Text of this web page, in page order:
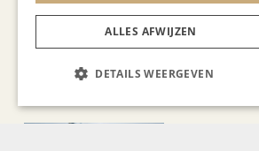
keer op rij
Maastricht
ALLES AFWIJZEN
DETAILS WEERGEVEN